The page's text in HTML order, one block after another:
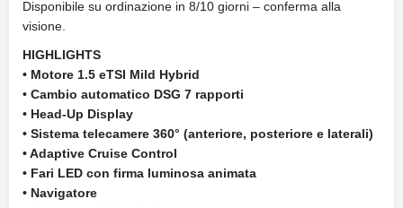
Disponibile su ordinazione in 8/10 giorni – conferma alla
visione.
HIGHLIGHTS
• Motore 1.5 eTSI Mild Hybrid
• Cambio automatico DSG 7 rapporti
• Head-Up Display
• Sistema telecamere 360° (anteriore, posteriore e laterali)
• Adaptive Cruise Control
• Fari LED con firma luminosa animata
• Navigatore